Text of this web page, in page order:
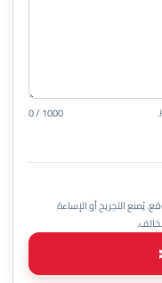
0 / 1000
يُمنع التجريح أو الإساءة